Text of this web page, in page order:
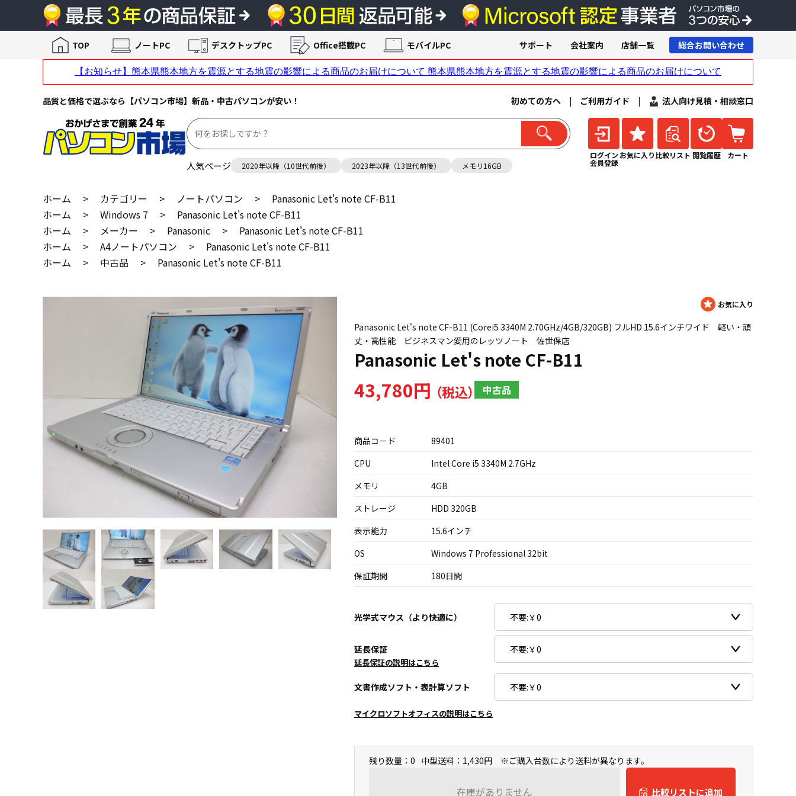
品質と価格で選ぶなら【パソコン市場】新品・中古パソコンが安い！ 初めての方へ | ご利用ガイド | 法人向け見積・相談窓口
人気ページ 2020年以降（10世代前後） 2023年以降（13世代前後） メモリ16GB
ログイン
会員登録
お気に入り 比較リスト 閲覧履歴 カート
TOP ノートPC デスクトップPC Office搭載PC モバイルPC サポート 会社案内 店舗一覧 総合お問い合わせ
ホーム > カテゴリー > ノートパソコン >
Panasonic Let's note CF-B11
ホーム
> Windows 7 >
Panasonic Let's note CF-B11
ホーム
> メーカー > Panasonic >
Panasonic Let's note CF-B11
ホーム
> A4ノートパソコン >
Panasonic Let's note CF-B11
ホーム
> 中古品 > Panasonic Let's note CF-B11
Panasonic Let's note CF-B11 (Corei5 3340M 2.70GHz/4GB/320GB) フルHD 15.6インチワイド 軽い・頑
丈・高性能 ビジネスマン愛用のレッツノート 佐世保店
Panasonic Let's note CF-B11
43,780円 中古品
商品コード
89401
CPU
Intel Core i5 3340M 2.7GHz
メモリ
4GB
ストレージ
HDD 320GB
表示能力
15.6インチ
OS
Windows 7 Professional 32bit
保証期間
180日間
光学式マウス（より快適に）
延長保証
延長保証の説明はこちら
文書作成ソフト・表計算ソフト
マイクロソフトオフィスの説明はこちら
残り数量：0 中型送料：1,430円 ※ご購入台数により送料が異なります。
在庫がありません 比較リストに追加